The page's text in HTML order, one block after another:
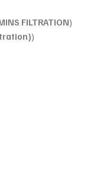
FILTRATION)
)